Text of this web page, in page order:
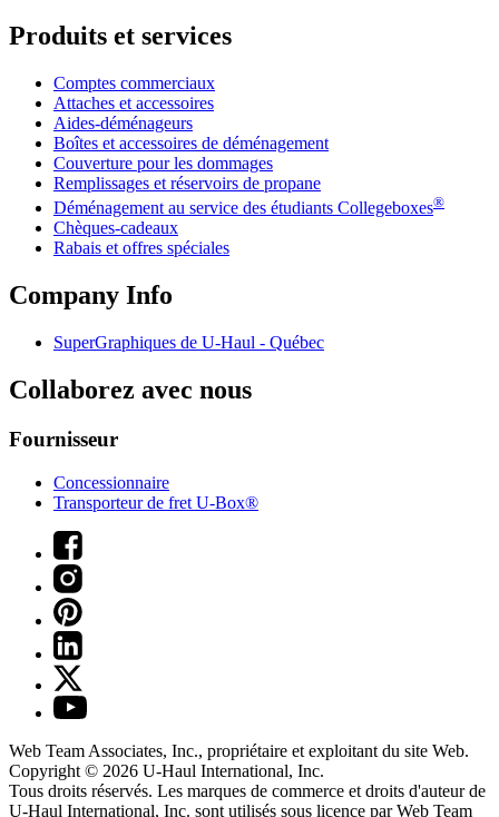
Produits et services
Comptes commerciaux
Attaches et accessoires
Aides-déménageurs
Boîtes et accessoires de déménagement
Couverture pour les dommages
Remplissages et réservoirs de propane
Déménagement au service des étudiants Collegeboxes®
Chèques-cadeaux
Rabais et offres spéciales
Company Info
SuperGraphiques de U-Haul - Québec
Collaborez avec nous
Fournisseur
Concessionnaire
Transporteur de fret U-Box®
Web Team Associates, Inc., propriétaire et exploitant du site Web.
Copyright © 2026 U-Haul International, Inc.
Tous droits réservés. Les marques de commerce et droits d'auteur de
U-Haul International, Inc. sont utilisés sous licence par Web Team